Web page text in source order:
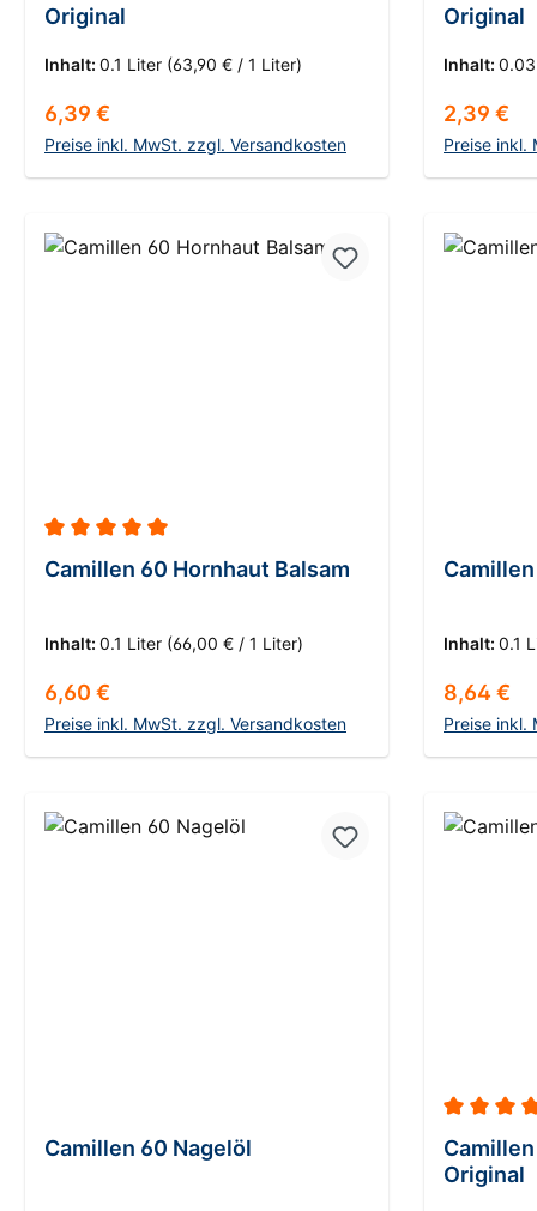
Original
Inhalt: 0.1 Liter (63,90 € / 1 Liter)
Regulärer Preis:
6,39 €
Preise inkl. MwSt. zzgl. Versandkosten
Original
Inhalt:
Regulärer
2,39 €
Preise inkl.
Durchschnittliche Bewertung von 5 von 5 Sternen
Camillen 60 Hornhaut Balsam
Inhalt: 0.1 Liter (66,00 € / 1 Liter)
Regulärer Preis:
6,60 €
Preise inkl. MwSt. zzgl. Versandkosten
Inhalt: 0.1
Regulärer
8,64 €
Preise inkl.
Camillen 60 Nagelöl
Original